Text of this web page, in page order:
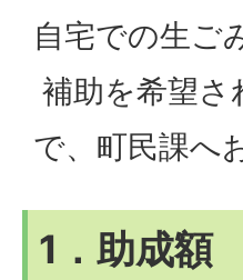
自宅での生ご
補助を希望さ
で、町民課へ
1．助成額